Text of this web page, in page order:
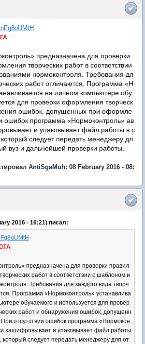
предназначена для проверки
творческих работ в соответствии
нормоконтроля. Требования дл
работ отличаются. Программа «Н
на личном компьютере обу
для проверки оформления творческ
ошибок, допущенных при оформле
ошибок программа «Нормоконтроль» ав
и упаковывает файл работы в с
следует передать менеджеру дл
вуз и дальнейшей проверки работы.
AntiSgaMuh: 08 February 2016 - 08:
2016 - 16:21) писал:
предназначена для проверки правил
работ в соответствии с шаблоном и
Требования для каждого вида творч
Программа «Нормоконтроль» устанавлива
обучаемого и используется для провер
работ и обнаружения ошибок, допущенн
отсутствии ошибок программа «Нормокон
зашифровывает и упаковывает файл работы
следует передать менеджеру для от